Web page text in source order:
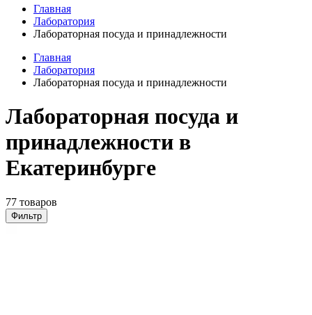
Главная
Лаборатория
Лабораторная посуда и принадлежности
Главная
Лаборатория
Лабораторная посуда и принадлежности
Лабораторная посуда и
принадлежности в
Екатеринбурге
77 товаров
Фильтр